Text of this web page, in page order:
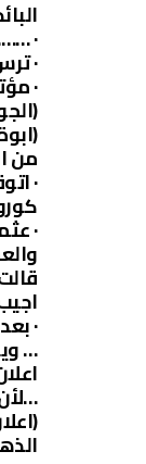
·
·
من
·
·
·
…